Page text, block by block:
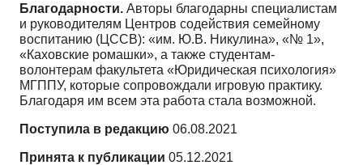
Благодарности. Авторы благодарны специалистам
и руководителям Центров содействия семейному
воспитанию (ЦССВ): «им. Ю.В. Никулина», «№ 1»,
«Каховские ромашки», а также студентам-
волонтерам факультета «Юридическая психология»
МГППУ, которые сопровождали игровую практику.
Благодаря им всем эта работа стала возможной.
Поступила в редакцию 06.08.2021
Принята к публикации 05.12.2021